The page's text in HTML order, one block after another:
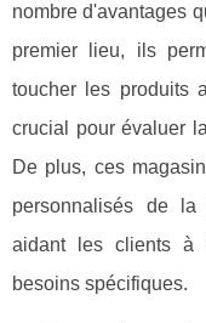
nombre d'avantages
premier lieu, ils
toucher les produits
crucial pour évaluer
De plus, ces
personnalisés de la
aidant les clients à
besoins spécifiques.